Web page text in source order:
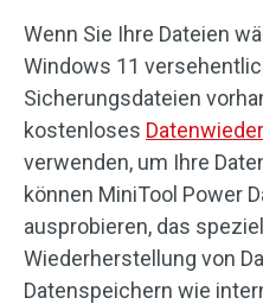
Wenn Sie Ihre Dateien
Windows 11
Sicherungsdateien
kostenloses
verwenden, um Ihre
können MiniTool Power
ausprobieren, das
Wiederherstellung von
Datenspeichern wie